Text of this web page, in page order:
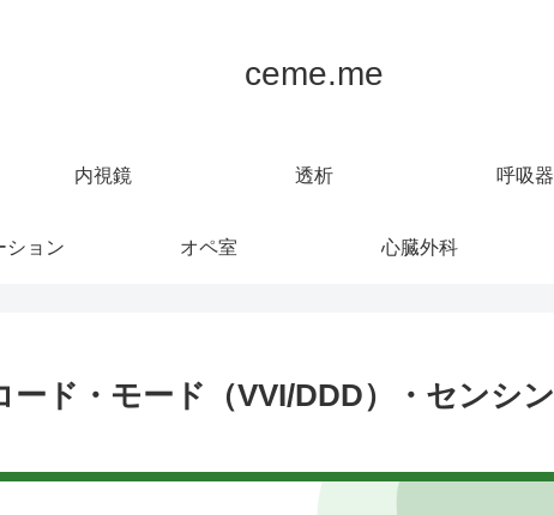
ceme.me
内視鏡 透析 呼吸器
ション オペ室 心臓外科
ド・モード（VVI/DDD）・センシン